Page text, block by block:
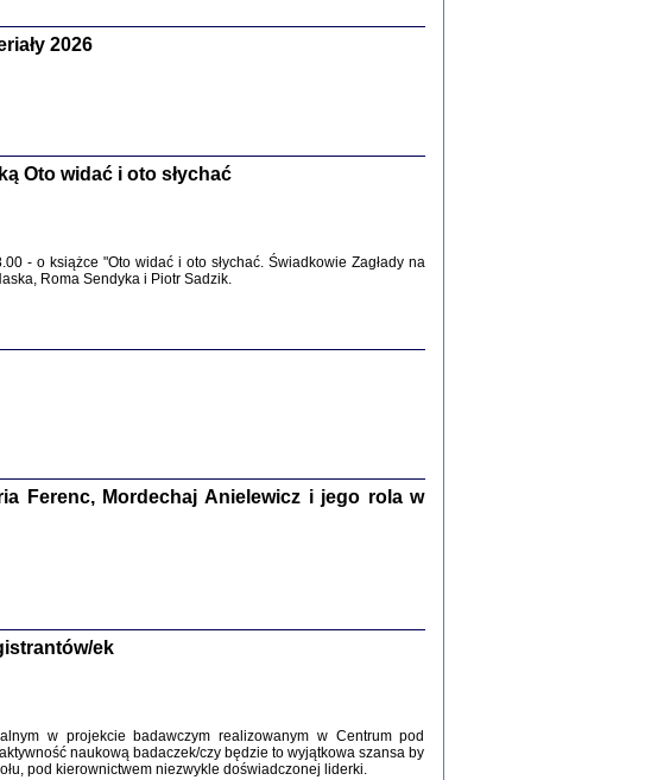
Warszawa 2017
Pisma Kopla i Mirki Piżyców o życiu w getcie i okupowanej
Warszawie
2026
Oto widać i oto słychać
- o książce "Oto widać i oto słychać. Świadkowie Zagłady na
Roma Sendyka i Piotr Sadzik.
Ferenc, Mordechaj Anielewicz i jego rola w
ek
w projekcie badawczym realizowanym w Centrum pod
naukową badaczek/czy będzie to wyjątkowa szansa by
pod kierownictwem niezwykle doświadczonej liderki.